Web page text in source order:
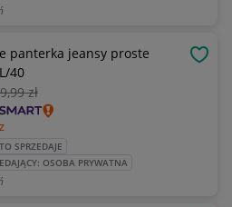
panterka jeansy proste
40
,99 zł
SPRZEDAJE
OSOBA PRYWATNA